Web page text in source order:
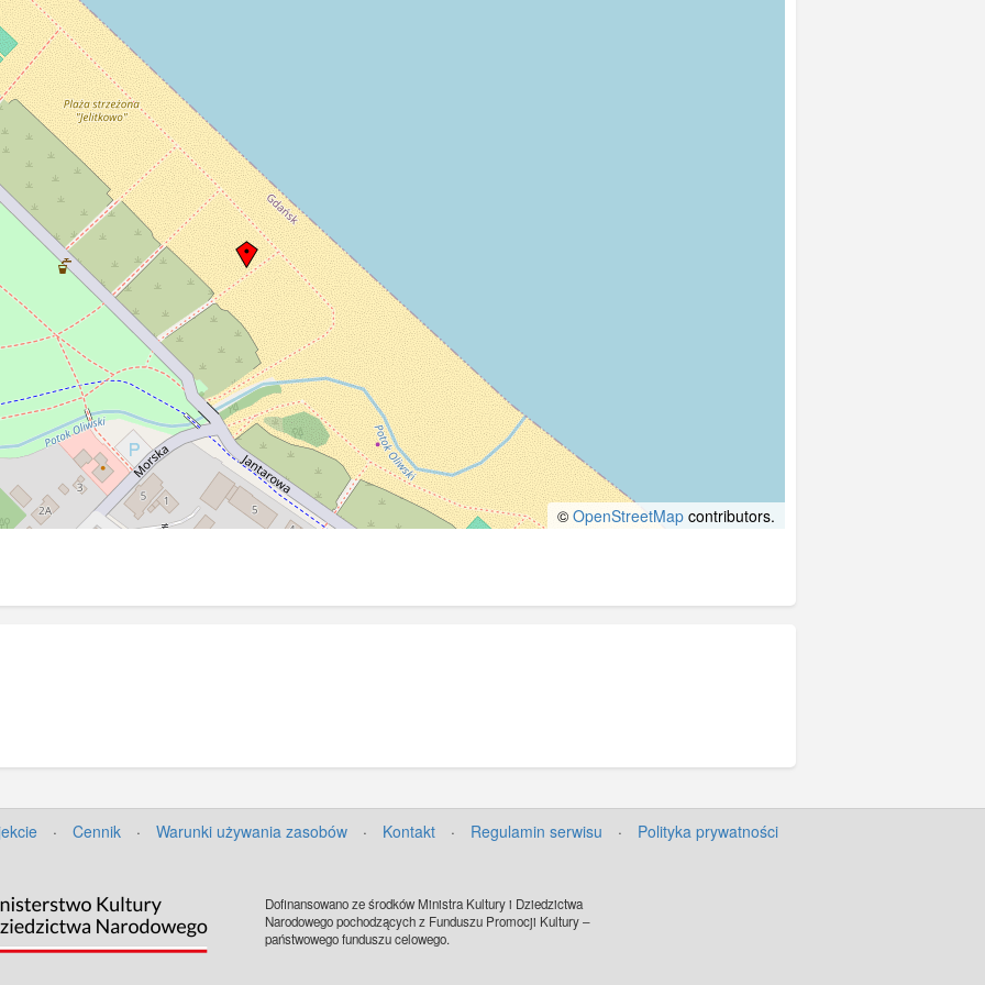
© OpenStreetMap contributors.
· Cennik · Warunki używania zasobów · Kontakt · Regulamin serwisu · Polityka prywatności
Dofinansowano ze środków Ministra Kultury i Dziedzictwa
Narodowego pochodzących z Funduszu Promocji Kultury –
państwowego funduszu celowego.